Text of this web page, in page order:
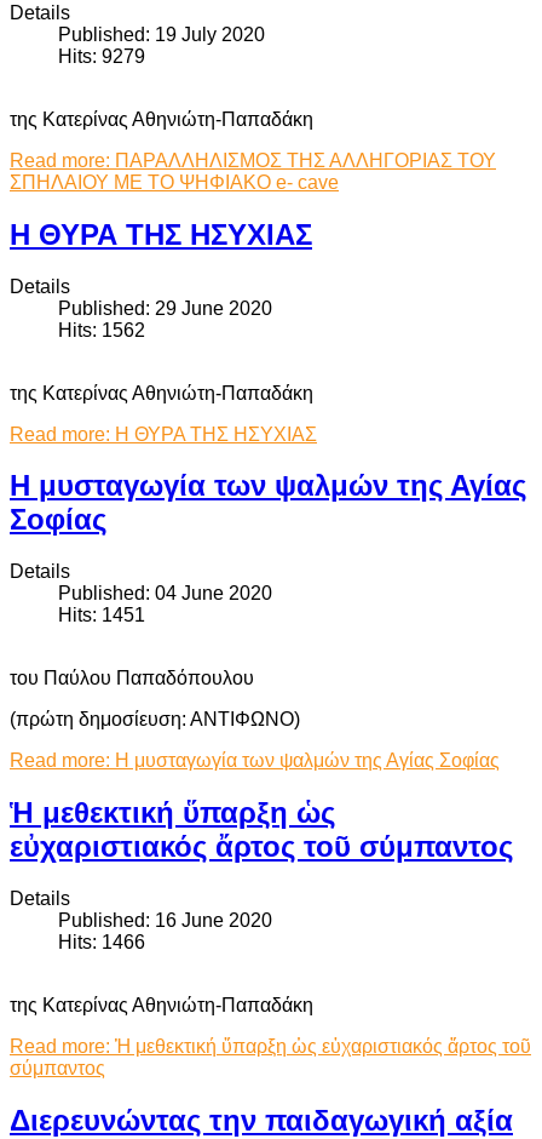
Details
Published: 19 July 2020
Hits: 9279
της Κατερίνας Αθηνιώτη-Παπαδάκη
Read more: ΠΑΡΑΛΛΗΛΙΣΜΟΣ ΤΗΣ ΑΛΛΗΓΟΡΙΑΣ ΤΟΥ
ΣΠΗΛΑΙΟΥ ΜΕ ΤΟ ΨΗΦΙΑΚΟ e- cave
Η ΘΥΡΑ ΤΗΣ ΗΣΥΧΙΑΣ
Details
Published: 29 June 2020
Hits: 1562
της Κατερίνας Αθηνιώτη-Παπαδάκη
Read more: Η ΘΥΡΑ ΤΗΣ ΗΣΥΧΙΑΣ
Η μυσταγωγία των ψαλμών της Αγίας
Σοφίας
Details
Published: 04 June 2020
Hits: 1451
του Παύλου Παπαδόπουλου
(πρώτη δημοσίευση: ΑΝΤΙΦΩΝΟ)
Read more: Η μυσταγωγία των ψαλμών της Αγίας Σοφίας
Ἡ μεθεκτική ὕπαρξη ὡς
εὐχαριστιακός ἄρτος τοῦ σύμπαντος
Details
Published: 16 June 2020
Hits: 1466
της Κατερίνας Αθηνιώτη-Παπαδάκη
Read more: Ἡ μεθεκτική ὕπαρξη ὡς εὐχαριστιακός ἄρτος τοῦ
σύμπαντος
Διερευνώντας την παιδαγωγική αξία